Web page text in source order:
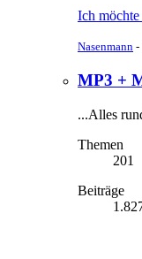
Ich
Nasenmann -
MP3 +
...Alles
Themen
201
Beiträge